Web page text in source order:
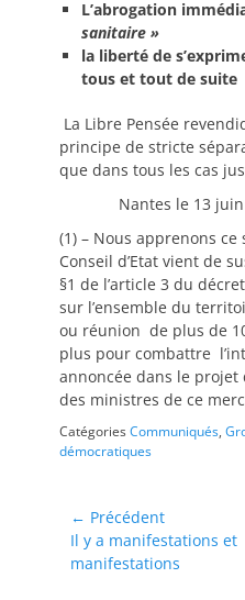
L’abrogation
sanitaire »
la liberté de
tous et tout de suite
La Libre Pensée
principe de stricte
que dans tous les cas
Nantes le 13
(1) – Nous apprenons
Conseil d’Etat vient de
§1 de l’article 3 du
sur l’ensemble du
ou réunion de plus de
plus pour combattre
annoncée dans le
des ministres de ce
CatégoriesCommuniqués,
démocratiques
Navigation
de
l’article
← Précédent
Article
précédent :
Il y a manifestations et
manifestations